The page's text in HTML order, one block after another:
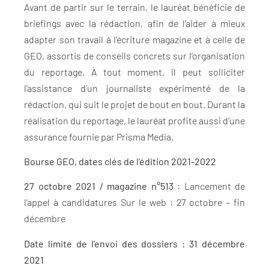
Avant de partir sur le terrain, le lauréat bénéficie de
briefings avec la rédaction, afin de l’aider à mieux
adapter son travail à l’écriture magazine et à celle de
GEO, assortis de conseils concrets sur l’organisation
du reportage. À tout moment, il peut solliciter
l’assistance d’un journaliste expérimenté de la
rédaction, qui suit le projet de bout en bout. Durant la
réalisation du reportage, le lauréat profite aussi d’une
assurance fournie par Prisma Media.
Bourse GEO, dates clés de l’édition 2021-2022
27 octobre 2021 / magazine n°513: Lancement de
l’appel à candidatures Sur le web : 27 octobre – fin
décembre
Date limite de l’envoi des dossiers : 31 décembre
2021